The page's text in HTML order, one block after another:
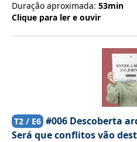
Duração aproximada: 53min
Clique para ler e ouvir
T2 / E6 #006 Descoberta
Será que conflitos vão